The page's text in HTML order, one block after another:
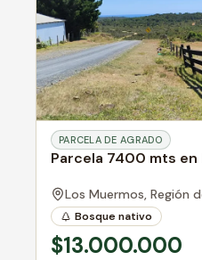
PARCELA DE AGRADO
Parcela 7400 mts en
Los Muermos, Región
Bosque nativo
$13.000.000